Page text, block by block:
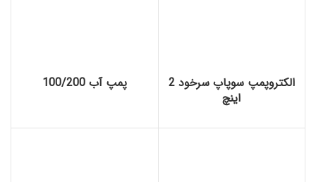
الکتروپمپ سوپاپ سرخود 2
اینچ
پمپ آب 100/200